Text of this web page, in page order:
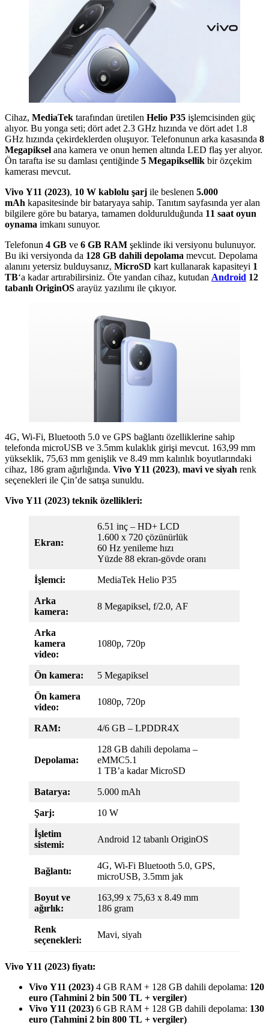
Cihaz, MediaTek tarafından üretilen Helio P35 işlemcisinden güç
alıyor. Bu yonga seti; dört adet 2.3 GHz hızında ve dört adet 1.8
GHz hızında çekirdeklerden oluşuyor. Telefonunun arka kasasında 8
Megapiksel ana kamera ve onun hemen altında LED flaş yer alıyor.
Ön tarafta ise su damlası çentiğinde 5 Megapiksellik bir özçekim
kamerası mevcut.
Vivo Y11 (2023), 10 W kablolu şarj ile beslenen 5.000
mAh kapasitesinde bir bataryaya sahip. Tanıtım sayfasında yer alan
bilgilere göre bu batarya, tamamen doldurulduğunda 11 saat oyun
oynama imkanı sunuyor.
Telefonun 4 GB ve 6 GB RAM şeklinde iki versiyonu bulunuyor.
Bu iki versiyonda da 128 GB dahili depolama mevcut. Depolama
alanını yetersiz bulduysanız, MicroSD kart kullanarak kapasiteyi 1
TB‘a kadar artırabilirsiniz. Öte yandan cihaz, kutudan Android 12
tabanlı OriginOS arayüz yazılımı ile çıkıyor.
4G, Wi-Fi, Bluetooth 5.0 ve GPS bağlantı özelliklerine sahip
telefonda microUSB ve 3.5mm kulaklık girişi mevcut. 163,99 mm
yükseklik, 75,63 mm genişlik ve 8.49 mm kalınlık boyutlarındaki
cihaz, 186 gram ağırlığında. Vivo Y11 (2023), mavi ve siyah renk
seçenekleri ile Çin’de satışa sunuldu.
Vivo Y11 (2023) teknik özellikleri:
Ekran:
6.51 inç – HD+ LCD
1.600 x 720 çözünürlük
60 Hz yenileme hızı
Yüzde 88 ekran-gövde oranı
İşlemci: MediaTek Helio P35
Arka
kamera:
8 Megapiksel, f/2.0, AF
Arka
kamera
video:
1080p, 720p
Ön kamera: 5 Megapiksel
Ön kamera
video:
1080p, 720p
RAM: 4/6 GB – LPDDR4X
Depolama:
128 GB dahili depolama –
eMMC5.1
1 TB’a kadar MicroSD
Batarya: 5.000 mAh
Şarj: 10 W
İşletim
sistemi:
Android 12 tabanlı OriginOS
Bağlantı:
4G, Wi-Fi Bluetooth 5.0, GPS,
microUSB, 3.5mm jak
Boyut ve
ağırlık:
163,99 x 75,63 x 8.49 mm
186 gram
Renk
seçenekleri:
Mavi, siyah
Vivo Y11 (2023) fiyatı:
Vivo Y11 (2023) 4 GB RAM + 128 GB dahili depolama: 120
euro (Tahmini 2 bin 500 TL + vergiler)
Vivo Y11 (2023) 6 GB RAM + 128 GB dahili depolama: 130
euro (Tahmini 2 bin 800 TL + vergiler)